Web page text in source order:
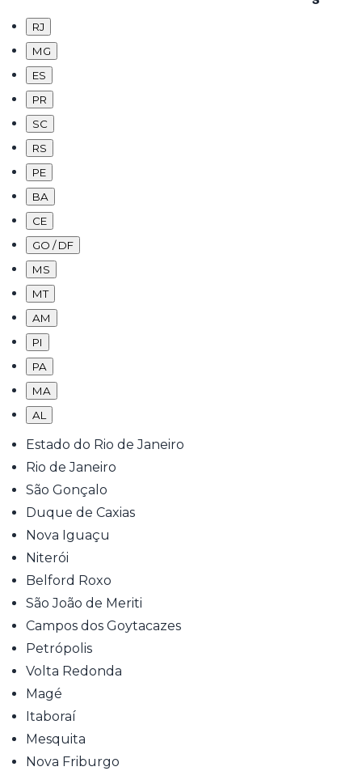
RJ
MG
ES
PR
SC
RS
PE
BA
CE
GO / DF
MS
MT
AM
PI
PA
MA
AL
Estado do Rio de Janeiro
Rio de Janeiro
São Gonçalo
Duque de Caxias
Nova Iguaçu
Niterói
Belford Roxo
São João de Meriti
Campos dos Goytacazes
Petrópolis
Volta Redonda
Magé
Itaboraí
Mesquita
Nova Friburgo